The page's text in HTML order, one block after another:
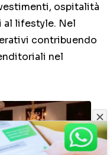
ospitalità
al lifestyle. Nel
contribuendo
nel